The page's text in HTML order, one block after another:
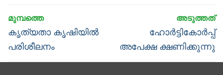
navigation
Previous
post:
കൃത്യതാ കൃഷിയിൽ
പരിശീലനം
Next
post:
ഹോർട്ടികോർപ്പ്
അപേക്ഷ ക്ഷണിക്കുന്നു